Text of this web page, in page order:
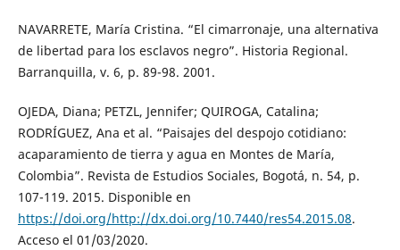
NAVARRETE, María Cristina. “El cimarronaje, una alternativa
de libertad para los esclavos negro”. Historia Regional.
Barranquilla, v. 6, p. 89-98. 2001.
OJEDA, Diana; PETZL, Jennifer; QUIROGA, Catalina;
RODRÍGUEZ, Ana et al. “Paisajes del despojo cotidiano:
acaparamiento de tierra y agua en Montes de María,
Colombia”. Revista de Estudios Sociales, Bogotá, n. 54, p.
107-119. 2015. Disponible en
https://doi.org/http://dx.doi.org/10.7440/res54.2015.08.
Acceso el 01/03/2020.